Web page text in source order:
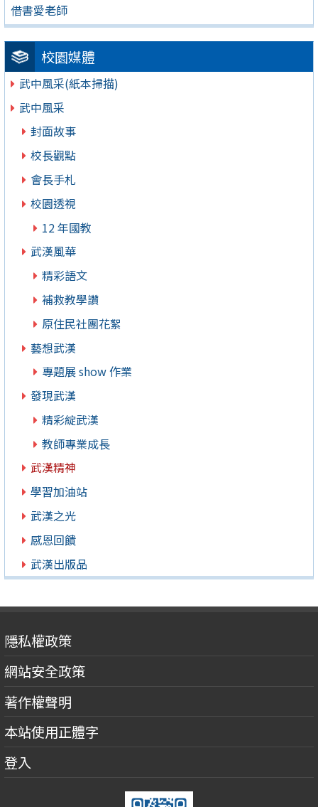
借書愛老師
校園媒體
武中風采(紙本掃描)
武中風采
封面故事
校長觀點
會長手札
校園透視
12 年國教
武漢風華
精彩語文
補救教學讚
原住民社團花絮
藝想武漢
專題展 show 作業
發現武漢
精彩綻武漢
教師專業成長
武漢精神
學習加油站
武漢之光
感恩回饋
武漢出版品
隱私權政策
網站安全政策
著作權聲明
本站使用正體字
登入